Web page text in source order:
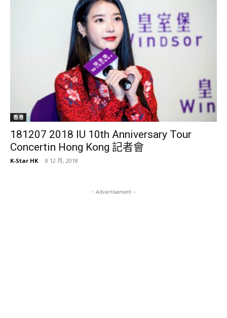
香港
181207 2018 IU 10th Anniversary Tour
Concertin Hong Kong 記者會
K-Star HK - 8 12 月, 2018
- Advertisement -